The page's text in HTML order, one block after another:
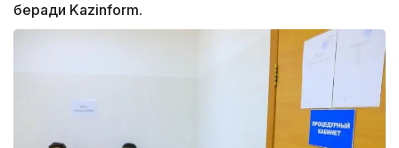
беради Kazinform.